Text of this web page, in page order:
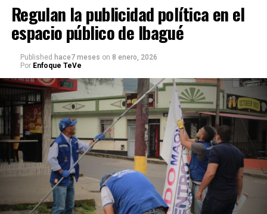
Regulan la publicidad política en el
espacio público de Ibagué
Published hace7 meses on 8 enero, 2026
Por Enfoque TeVe